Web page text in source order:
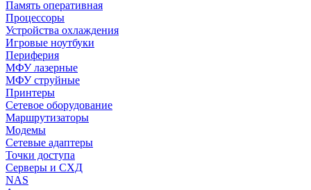
Память оперативная
Процессоры
Устройства охлаждения
Игровые ноутбуки
Периферия
МФУ лазерные
МФУ струйные
Принтеры
Сетевое оборудование
Маршрутизаторы
Модемы
Сетевые адаптеры
Точки доступа
Серверы и СХД
NAS